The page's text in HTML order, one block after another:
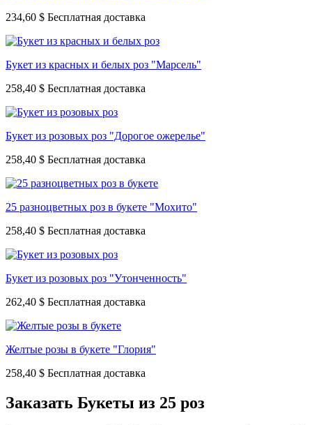
234,60 $
Букет из красных и белых роз "Марсель"
258,40 $
Букет из розовых роз "Дорогое ожерелье"
258,40 $
25 разноцветных роз в букете "Мохито"
258,40 $
Букет из розовых роз "Утонченность"
262,40 $
Желтые розы в букете "Глория"
258,40 $
Заказать Букеты из 25 роз